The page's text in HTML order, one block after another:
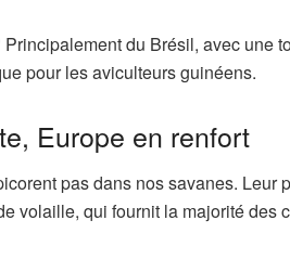
du Brésil, avec une
pour les aviculteurs guinéens.
Europe en renfort
pas dans nos savanes. Leur
volaille, qui fournit la majorité des